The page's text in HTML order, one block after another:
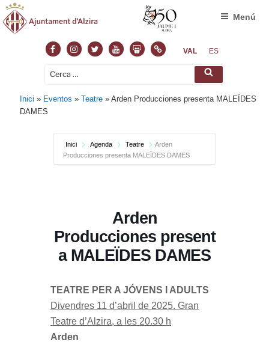
FacebookInstagram
TwitterYoutubeSlideshare
NormasVAL ES
Cerca: Cerca
Menú
Inici » Eventos »Teatre »Arden Producciones presenta MALEÏDES
DAMES
Inici Agenda Teatre
Arden
Producciones presenta MALEÏDES DAMES
Arden
Producciones present
a MALEÏDES DAMES
TEATRE PER A JÓVENS I ADULTS
Divendres 11 d’abril de 2025. Gran
Teatre d’Alzira, a les 20.30 h
Arden